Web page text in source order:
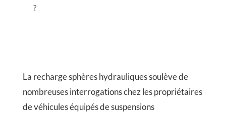
?
La recharge sphères hydrauliques soulève de
nombreuses interrogations chez les propriétaires
de véhicules équipés de suspensions